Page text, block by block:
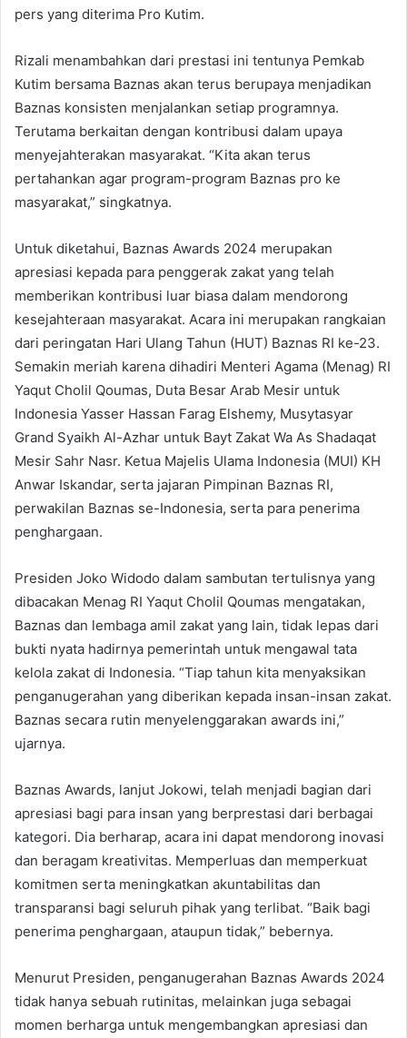
pers yang diterima Pro Kutim.
Rizali menambahkan dari prestasi ini tentunya Pemkab
Kutim bersama Baznas akan terus berupaya menjadikan
Baznas konsisten menjalankan setiap programnya.
Terutama berkaitan dengan kontribusi dalam upaya
menyejahterakan masyarakat. “Kita akan terus
pertahankan agar program-program Baznas pro ke
masyarakat,” singkatnya.
Untuk diketahui, Baznas Awards 2024 merupakan
apresiasi kepada para penggerak zakat yang telah
memberikan kontribusi luar biasa dalam mendorong
kesejahteraan masyarakat. Acara ini merupakan rangkaian
dari peringatan Hari Ulang Tahun (HUT) Baznas RI ke-23.
Semakin meriah karena dihadiri Menteri Agama (Menag) RI
Yaqut Cholil Qoumas, Duta Besar Arab Mesir untuk
Indonesia Yasser Hassan Farag Elshemy, Musytasyar
Grand Syaikh Al-Azhar untuk Bayt Zakat Wa As Shadaqat
Mesir Sahr Nasr. Ketua Majelis Ulama Indonesia (MUI) KH
Anwar Iskandar, serta jajaran Pimpinan Baznas RI,
perwakilan Baznas se-Indonesia, serta para penerima
penghargaan.
Presiden Joko Widodo dalam sambutan tertulisnya yang
dibacakan Menag RI Yaqut Cholil Qoumas mengatakan,
Baznas dan lembaga amil zakat yang lain, tidak lepas dari
bukti nyata hadirnya pemerintah untuk mengawal tata
kelola zakat di Indonesia. “Tiap tahun kita menyaksikan
penganugerahan yang diberikan kepada insan-insan zakat.
Baznas secara rutin menyelenggarakan awards ini,”
ujarnya.
Baznas Awards, lanjut Jokowi, telah menjadi bagian dari
apresiasi bagi para insan yang berprestasi dari berbagai
kategori. Dia berharap, acara ini dapat mendorong inovasi
dan beragam kreativitas. Memperluas dan memperkuat
komitmen serta meningkatkan akuntabilitas dan
transparansi bagi seluruh pihak yang terlibat. “Baik bagi
penerima penghargaan, ataupun tidak,” bebernya.
Menurut Presiden, penganugerahan Baznas Awards 2024
tidak hanya sebuah rutinitas, melainkan juga sebagai
momen berharga untuk mengembangkan apresiasi dan